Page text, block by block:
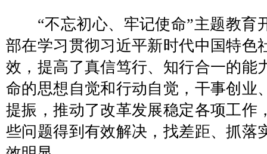
“不忘初心、牢记使命”主题教育
部在学习贯彻习近平新时代中国特色
效，提高了真信笃行、知行合一的能
命的思想自觉和行动自觉，干事创业
提振，推动了改革发展稳定各项工作
些问题得到有效解决，找差距、抓落